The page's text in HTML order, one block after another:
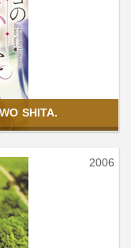
SHITA.
2006